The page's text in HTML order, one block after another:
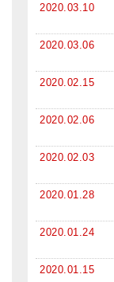
メールお便り登録
LINEお友だち登録
お客様の声
2020.03.10
2020.03.06
2020.02.15
2020.02.06
2020.02.03
2020.01.28
2020.01.24
2020.01.15